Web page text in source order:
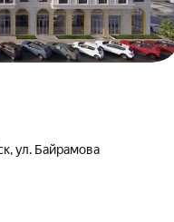
ул. Байрамова